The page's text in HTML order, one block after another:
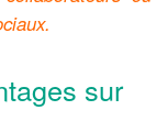
sur